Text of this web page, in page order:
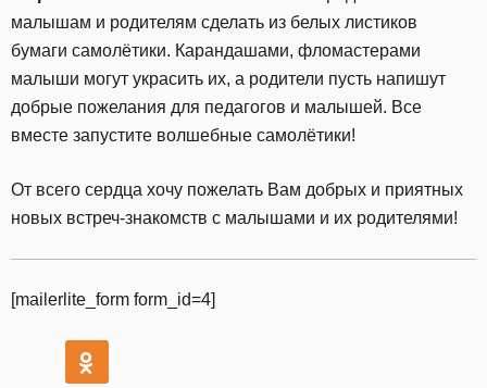
малышам и родителям сделать из белых листиков
бумаги самолётики. Карандашами, фломастерами
малыши могут украсить их, а родители пусть напишут
добрые пожелания для педагогов и малышей. Все
вместе запустите волшебные самолётики!
От всего сердца хочу пожелать Вам добрых и приятных
новых встреч-знакомств с малышами и их родителями!
[mailerlite_form form_id=4]